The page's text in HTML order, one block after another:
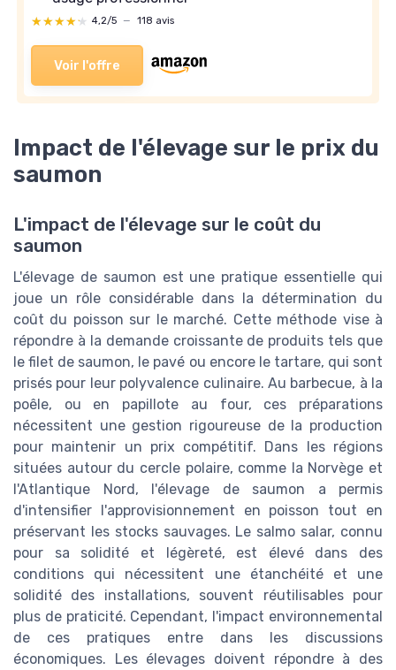
★★★★★
★★★★★ 4,2/5 — 118 avis
Voir l'offre
Impact de l'élevage sur le prix du
saumon
L'impact de l'élevage sur le coût du
saumon
L'élevage de saumon est une pratique essentielle qui
joue un rôle considérable dans la détermination du
coût du poisson sur le marché. Cette méthode vise à
répondre à la demande croissante de produits tels que
le filet de saumon, le pavé ou encore le tartare, qui sont
prisés pour leur polyvalence culinaire. Au barbecue, à la
poêle, ou en papillote au four, ces préparations
nécessitent une gestion rigoureuse de la production
pour maintenir un prix compétitif. Dans les régions
situées autour du cercle polaire, comme la Norvège et
l'Atlantique Nord, l'élevage de saumon a permis
d'intensifier l'approvisionnement en poisson tout en
préservant les stocks sauvages. Le salmo salar, connu
pour sa solidité et légèreté, est élevé dans des
conditions qui nécessitent une étanchéité et une
solidité des installations, souvent réutilisables pour
plus de praticité. Cependant, l'impact environnemental
de ces pratiques entre dans les discussions
économiques. Les élevages doivent répondre à des